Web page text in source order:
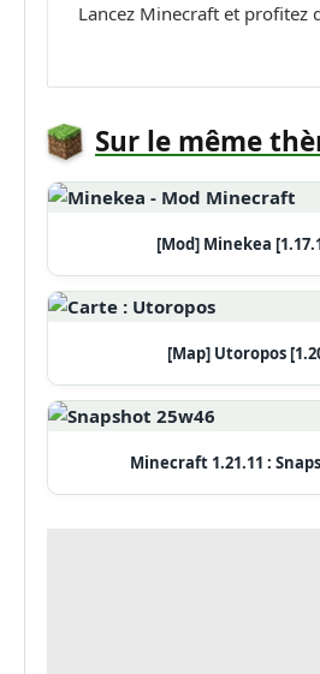
Lancez Minecraft et profitez
Sur le même
[Mod] Minekea
[Map] Utoropos
Minecraft 1.21.11 :